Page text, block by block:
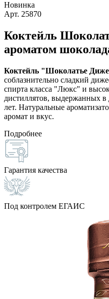
Новинка
Арт. 25870
Коктейль
ароматом
Коктейль "Шоколатье
соблазнительно сладкий
спирта класса "Люкс" и
дистиллятов, выдержанных
лет. Натуральные
аромат и вкус.
Подробнее
Гарантия качества
Под контролем ЕГАИС